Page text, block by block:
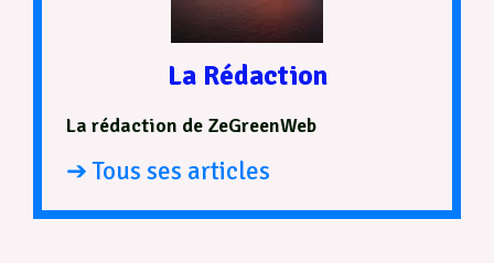
La Rédaction
La rédaction de ZeGreenWeb
➔ Tous ses articles